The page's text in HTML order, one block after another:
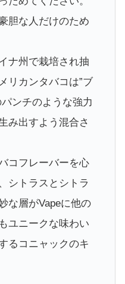
胆な人だけのため
ナ州で栽培され抽
リカンタバコは”ブ
ンチのような強力
み出すよう混合さ
コフレーバーを心
シトラスとシトラ
な層がVapeに他の
ユニークな味わい
るコニャックのキ